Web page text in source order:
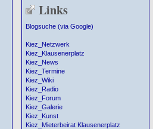
Links
Blogsuche (via Google)
Kiez_Netzwerk
Kiez_Klausenerplatz
Kiez_News
Kiez_Termine
Kiez_Wiki
Kiez_Radio
Kiez_Forum
Kiez_Galerie
Kiez_Kunst
Kiez_Mieterbeirat Klausenerplatz